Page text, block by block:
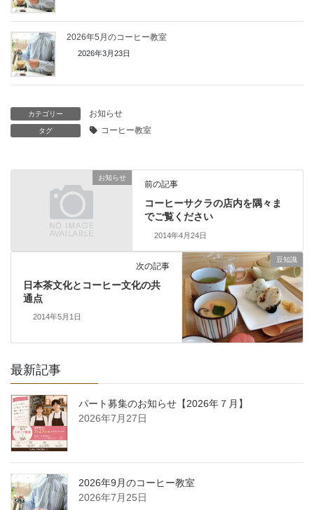
2026年5月のコーヒー教室
2026年3月23日
カテゴリー お知らせ
タグ コーヒー教室
お知らせ
前の記事
コーヒーサクラの店内を隅々ま
でご覧ください
2014年4月24日
豆知識
次の記事
日本茶文化とコーヒー文化の共
通点
2014年5月1日
最新記事
パート募集のお知らせ【2026年７月】
2026年7月27日
2026年9月のコーヒー教室
2026年7月25日